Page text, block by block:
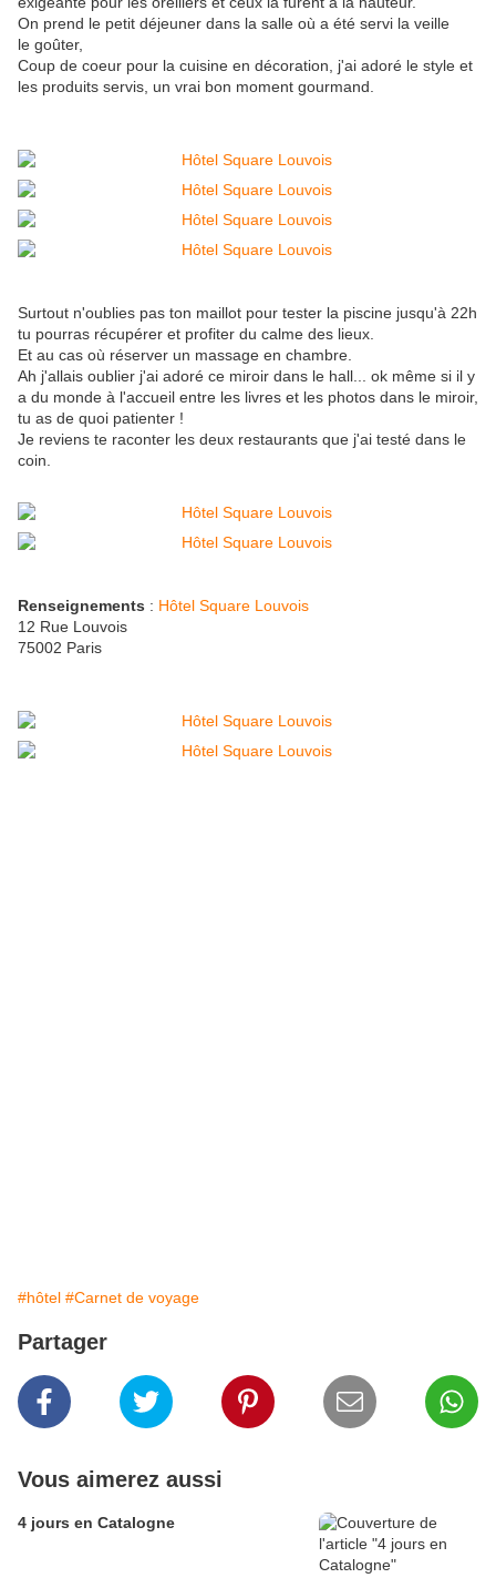
On prend le petit déjeuner dans la salle où a été servi la veille
le goûter,
Coup de coeur pour la cuisine en décoration, j'ai adoré le style et
les produits servis, un vrai bon moment gourmand.
Surtout n'oublies pas ton maillot pour tester la piscine jusqu'à 22h
tu pourras récupérer et profiter du calme des lieux.
Et au cas où réserver un massage en chambre.
Ah j'allais oublier j'ai adoré ce miroir dans le hall... ok même si il y
a du monde à l'accueil entre les livres et les photos dans le miroir,
tu as de quoi patienter !
Je reviens te raconter les deux restaurants que j'ai testé dans le
coin.
Renseignements : Hôtel Square Louvois
12 Rue Louvois
75002 Paris
#hôtel #Carnet de voyage
Partager
Vous aimerez aussi
4 jours en Catalogne